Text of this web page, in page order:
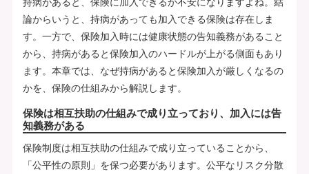
論からいうと、持病があっても加入できる保険は存在しま
す。一方で、保険加入時には健康状態の告知義務があること
から、持病があると保険加入のハードルが上がる側面もあり
ます。本章では、なぜ持病があると保険加入が厳しくなるの
かを、保険の仕組みから解説します。
保険は相互扶助の仕組みで成り立っており、加入には告
知義務がある
保険制度は相互扶助の仕組みで成り立っていることから、
「公平性の原則」を保つ必要があります。公平なリスク分散